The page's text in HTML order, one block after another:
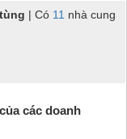
| Có 11 nhà cung
của các doanh